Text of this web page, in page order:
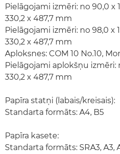
Pielāgojami izmēri: no 90,0 x
330,2 x 487,7 mm
Pielāgojami izmēri: no 98,0 x
330,2 x 487,7 mm
Aploksnes: COM 10 No.10,
Pielāgojami aplokšņu izmēri:
330,2 x 487,7 mm
Papīra statņi (labais/kreisais):
Standarta formāts: A4, B5
Papīra kasete:
Standarta formāts: SRA3, A3,